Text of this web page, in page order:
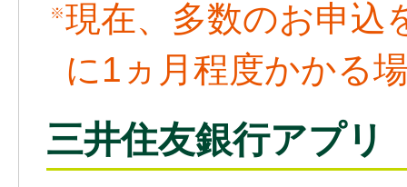
※現在、多数のお申込
に1ヵ月程度かかる
三井住友銀行アプリ